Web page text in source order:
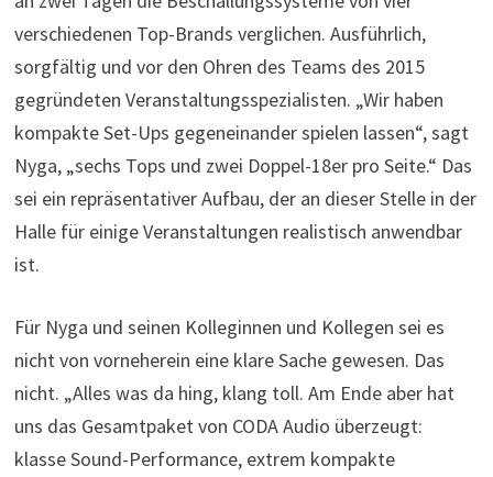
verschiedenen Top-Brands verglichen. Ausführlich,
sorgfältig und vor den Ohren des Teams des 2015
gegründeten Veranstaltungsspezialisten. „Wir haben
kompakte Set-Ups gegeneinander spielen lassen“, sagt
Nyga, „sechs Tops und zwei Doppel-18er pro Seite.“ Das
sei ein repräsentativer Aufbau, der an dieser Stelle in der
Halle für einige Veranstaltungen realistisch anwendbar
ist.
Für Nyga und seinen Kolleginnen und Kollegen sei es
nicht von vorneherein eine klare Sache gewesen. Das
nicht. „Alles was da hing, klang toll. Am Ende aber hat
uns das Gesamtpaket von CODA Audio überzeugt:
klasse Sound-Performance, extrem kompakte